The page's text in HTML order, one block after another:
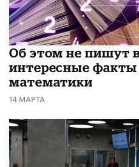
Об этом не пишут
интересные факты
математики
14 МАРТА